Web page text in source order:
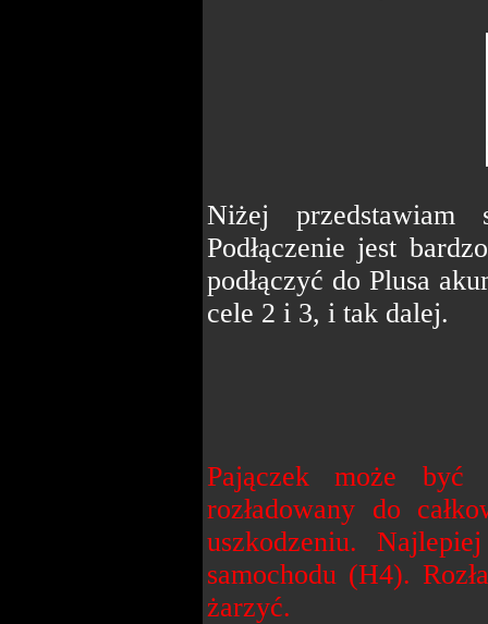
Niżej przedstawiam
Podłączenie jest
podłączyć do Plusa
cele 2 i 3, i tak dalej.
Pajączek może być
rozładowany do
uszkodzeniu.
samochodu (H4).
żarzyć.